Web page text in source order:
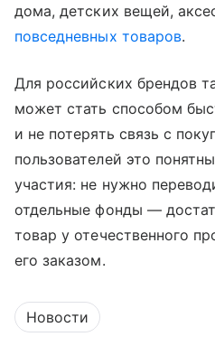
дома, детских вещей,
повседневных товаров.
Для российских брендов
может стать способом
и не потерять связь с
пользователей это
участия: не нужно
отдельные фонды —
товар у отечественного
его заказом.
Новости